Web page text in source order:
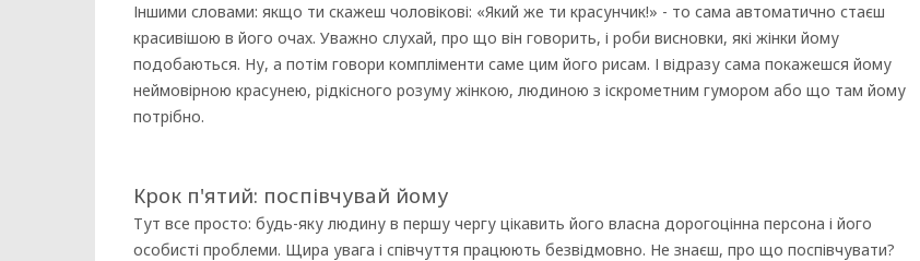
Іншими словами: якщо ти скажеш чоловікові: «Який же ти красунчик!» - то сама автоматично стаєш
красивішою в його очах. Уважно слухай, про що він говорить, і роби висновки, які жінки йому
подобаються. Ну, а потім говори компліменти саме цим його рисам. І відразу сама покажешся йому
неймовірною красунею, рідкісного розуму жінкою, людиною з іскрометним гумором або що там йому
потрібно.
Крок п'ятий: поспівчувай йому
Тут все просто: будь-яку людину в першу чергу цікавить його власна дорогоцінна персона і його
особисті проблеми. Щира увага і співчуття працюють безвідмовно. Не знаєш, про що поспівчувати?